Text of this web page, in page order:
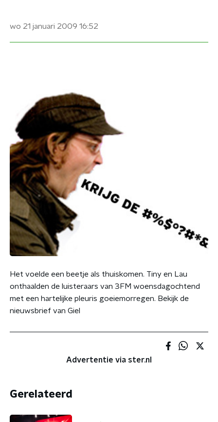
wo 21 januari 2009 16:52
Het voelde een beetje als thuiskomen. Tiny en Lau
onthaalden de luisteraars van 3FM woensdagochtend
met een hartelijke pleuris goeiemorregen. Bekijk de
nieuwsbrief van Giel
Advertentie via ster.nl
Gerelateerd